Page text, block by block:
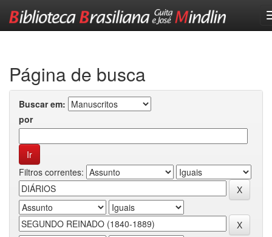
Página de busca
Buscar em:
por
Filtros correntes: